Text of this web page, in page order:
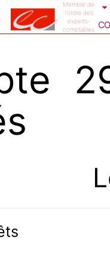
Membre de
l'ordre des
experts-
comptables